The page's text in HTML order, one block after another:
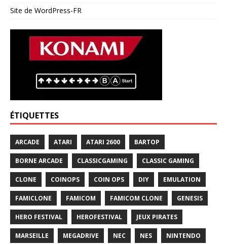
Site de WordPress-FR
ÉTIQUETTES
ARCADE ATARI ATARI 2600 BARTOP
BORNE ARCADE CLASSICGAMING CLASSIC GAMING
CLONE COINOPS COIN OPS DIY EMULATION
FAMICLONE FAMICOM FAMICOM CLONE GENESIS
HERO FESTIVAL HEROFESTIVAL JEUX PIRATES
MARSEILLE MEGADRIVE NEC NES NINTENDO